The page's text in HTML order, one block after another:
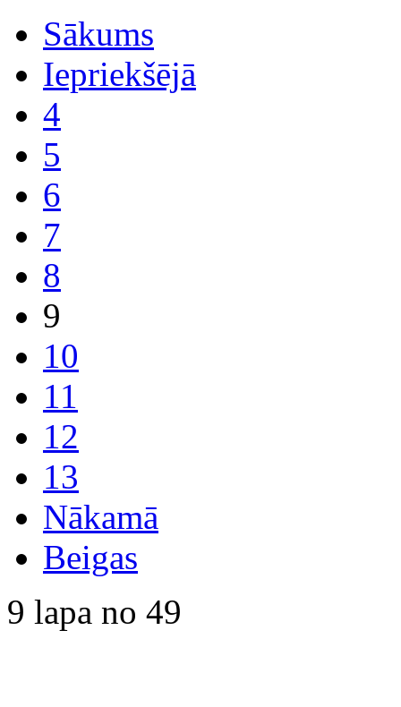
Sākums
Iepriekšējā
4
5
6
7
8
9
10
11
12
13
Nākamā
Beigas
9 lapa no 49